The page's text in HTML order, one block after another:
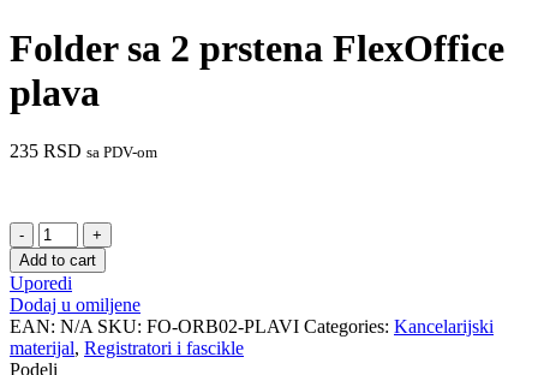
Folder sa 2 prstena FlexOffice
plava
235 RSD sa PDV-om
Folder
sa
2
prstena
FlexOffice
plava
quantity
Add to cart
Uporedi
Dodaj u omiljene
EAN: N/A SKU: FO-ORB02-PLAVI Categories: Kancelarijski
materijal, Registratori i fascikle
Podeli